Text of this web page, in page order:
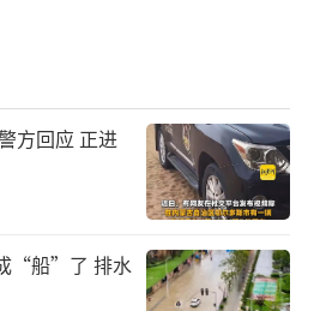
方回应 正进
“船”了 排水